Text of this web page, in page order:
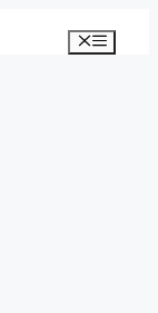
المحتوى
القائمة